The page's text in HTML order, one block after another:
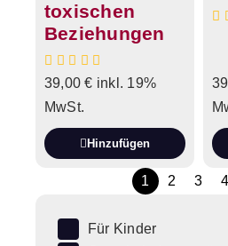
toxischen
Beziehungen
39,00€ inkl. 19%
MwSt.
Hinzufügen
1 2 3 4
Für Kinder